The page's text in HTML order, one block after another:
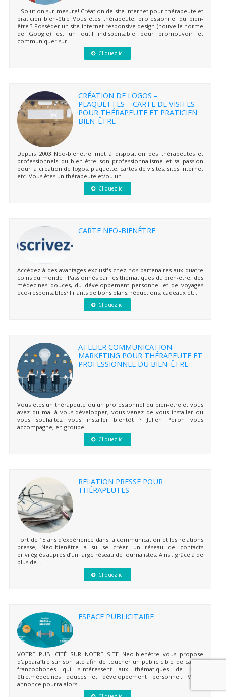
Solution sur-mesure! Création de site internet pour thérapeute et
praticien bien-être Vous êtes thérapeute, professionnel du bien-
être ? Posséder un site internet responsive design (nouvelle norme
de Google) est un outil indispensable pour promouvoir et
communiquer sur...
Cliquez ici
CRÉATION DE LOGOS –
PLAQUETTES – CARTE DE VISITES
POUR THÉRAPEUTE ET PRATICIEN
BIEN-ÊTRE
Depuis 2003 Neo-bienêtre met à disposition des thérapeutes et
professionnels du bien-être son professionnalisme et sa passion
pour la création de logos, plaquette, cartes de visites, sites internet
etc. Vous êtes un thérapeute et/ou un...
Cliquez ici
CARTE NEO-BIENÊTRE
Accédez à des avantages exclusifs chez nos partenaires aux quatre
coins du monde ! Passionnés par les thématiques du bien-être, des
médecines douces, du développement personnel et de voyages
éco-responsables? Friants de bons plans, réductions, cadeaux et...
Cliquez ici
ATELIER COMMUNICATION-
MARKETING POUR THÉRAPEUTE ET
PROFESSIONNEL DU BIEN-ÊTRE
Vous êtes un thérapeute ou un professionnel du bien-être et vous
avez du mal à vous développer, vous venez de vous installer ou
vous souhaitez vous installer bientôt ? Julien Peron vous
accompagne, en groupe...
Cliquez ici
RELATION PRESSE POUR
THÉRAPEUTES
Fort de 15 ans d’expérience dans la communication et les relations
presse, Neo-bienêtre a su se créer un réseau de contacts
privilégiés auprès d’un large réseau de journalistes. Ainsi, grâce à de
plus de...
Cliquez ici
ESPACE PUBLICITAIRE
VOTRE PUBLICITÉ SUR NOTRE SITE Neo-bienêtre vous propose
d'apparaître sur son site afin de toucher un public ciblé de cadres
francophones qui s'intéressent aux thématiques de bien-
être,médecines douces et développement personnel. Votre
annonce pourra alors...